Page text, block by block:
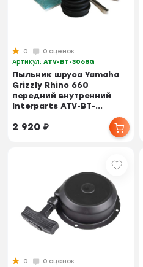
0
0 оценок
Артикул:ATV-BT-3068G
Пыльник шруса Yamaha
Grizzly Rhino 660
передний внутренний
Interparts ATV-BT-...
2 920₽
0
0 оценок